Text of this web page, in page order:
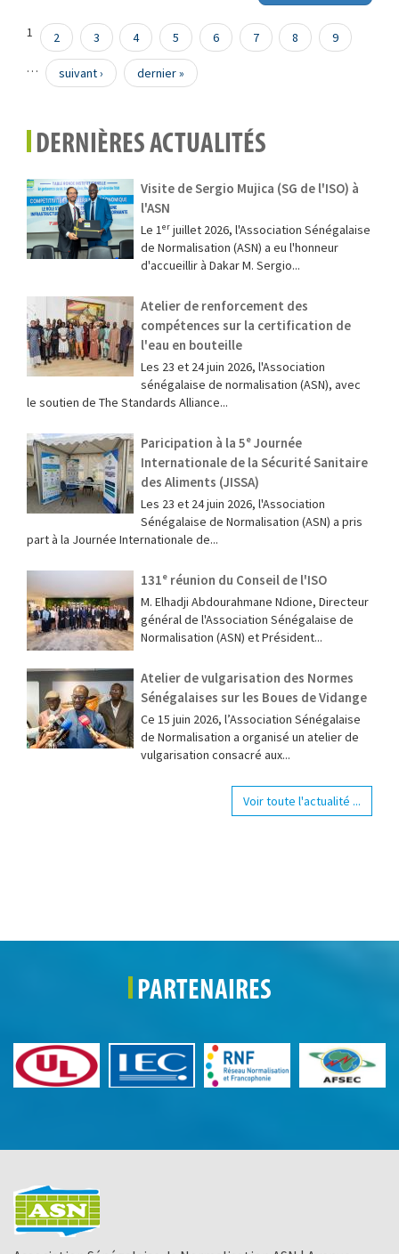
Pages
1 2 3 4 5 6 7 8
9
…
suivant › dernier »
DERNIÈRES ACTUALITÉS
Visite de Sergio Mujica (SG de l'ISO) à
l'ASN
Le 1ᵉʳ juillet 2026, l'Association Sénégalaise
de Normalisation (ASN) a eu l'honneur
d'accueillir à Dakar M. Sergio...
Atelier de renforcement des
compétences sur la certification de
l'eau en bouteille
Les 23 et 24 juin 2026, l'Association
sénégalaise de normalisation (ASN), avec
le soutien de The Standards Alliance...
Paricipation à la 5ᵉ Journée
Internationale de la Sécurité Sanitaire
des Aliments (JISSA)
‎Les 23 et 24 juin 2026, l'Association
Sénégalaise de Normalisation (ASN) a pris
part à la Journée Internationale de...
131ᵉ réunion du Conseil de l'ISO
M. Elhadji Abdourahmane Ndione, Directeur
général de l'Association Sénégalaise de
Normalisation (ASN) et Président...
Atelier de vulgarisation des Normes
Sénégalaises sur les Boues de Vidange
Ce 15 juin 2026, l’Association Sénégalaise
de Normalisation a organisé un atelier de
vulgarisation consacré aux...
Voir toute l'actualité ...
PARTENAIRES